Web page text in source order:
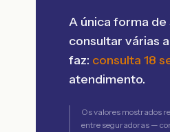
A única forma
consultar várias
faz: consulta 18
atendimento.
Os valores mostrados
entre seguradoras —